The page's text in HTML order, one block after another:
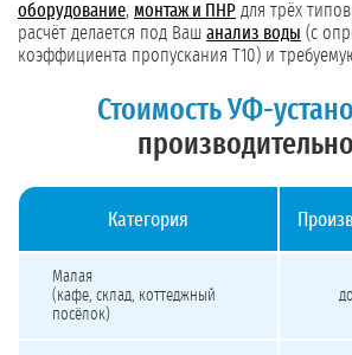
оборудование, монтаж и ПНР для трёх
расчёт делается под Ваш анализ воды (с
коэффициента пропускания T10) и
Стоимость УФ-
Категория
Малая
(кафе, склад, коттеджный
посёлок)